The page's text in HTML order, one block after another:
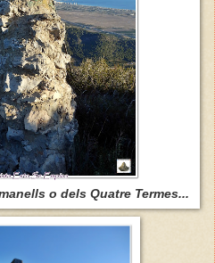
o dels Quatre Termes...